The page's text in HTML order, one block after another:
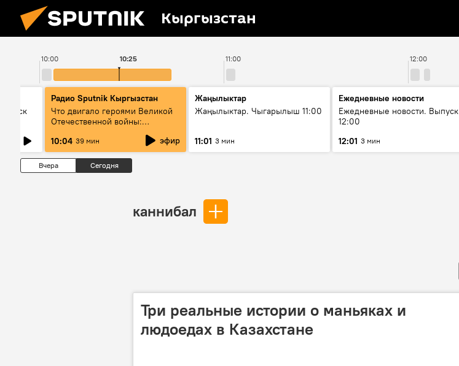
Кыргызстан
10:00 11:00 12:00
10:25
Радио Sputnik Кыргызстан
Что двигало героями Великой
Отечественной войны:
Тулебердиева
10:04 39 мин эфир
Жаңылыктар
Жаңылыктар. Чыгарылыш 11:00
11:01 3 мин
Ежедневные новости
Ежедневные новости. Выпуск
12:00
12:01 3 мин
Вчера Сегодня
каннибал
Три реальные истории о маньяках и
людоедах в Казахстане